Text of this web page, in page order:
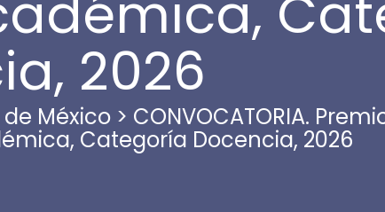
2026
México > CONVOCATORIA.
Categoría Docencia, 2026